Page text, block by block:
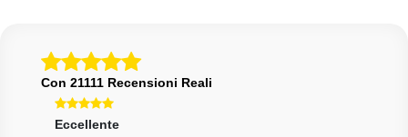
Con 21111 Recensioni Reali
Eccellente